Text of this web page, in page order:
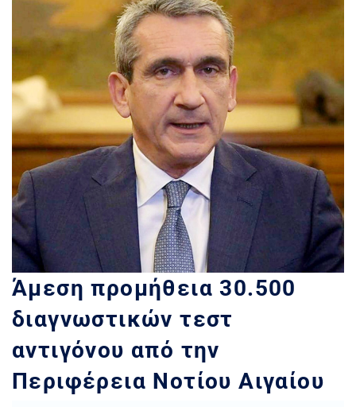
Άμεση προμήθεια 30.500
διαγνωστικών τεστ
αντιγόνου από την
Περιφέρεια Νοτίου Αιγαίου